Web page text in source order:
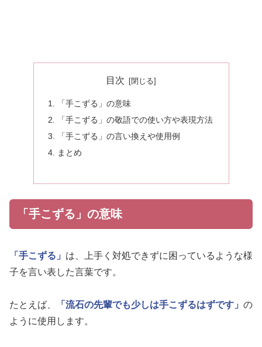
目次
「手こずる」の意味
「手こずる」の敬語での使い方や表現方法
「手こずる」の言い換えや使用例
まとめ
「手こずる」の意味
「手こずる」 は、上手く対処できずに困っているような様
子を言い表した言葉です。
たとえば、 「流石の先輩でも少しは手こずるはずです」 の
ように使用します。